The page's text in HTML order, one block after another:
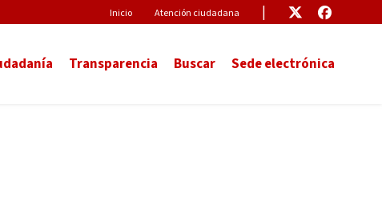
Pre-Header
Inicio Atención ciudadana EnlaceEnlace
Transparencia Buscar Sede electrónica